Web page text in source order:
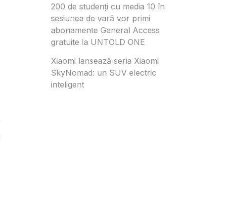
200 de studenți cu media 10 în
sesiunea de vară vor primi
abonamente General Access
gratuite la UNTOLD ONE
Xiaomi lansează seria Xiaomi
SkyNomad: un SUV electric
inteligent